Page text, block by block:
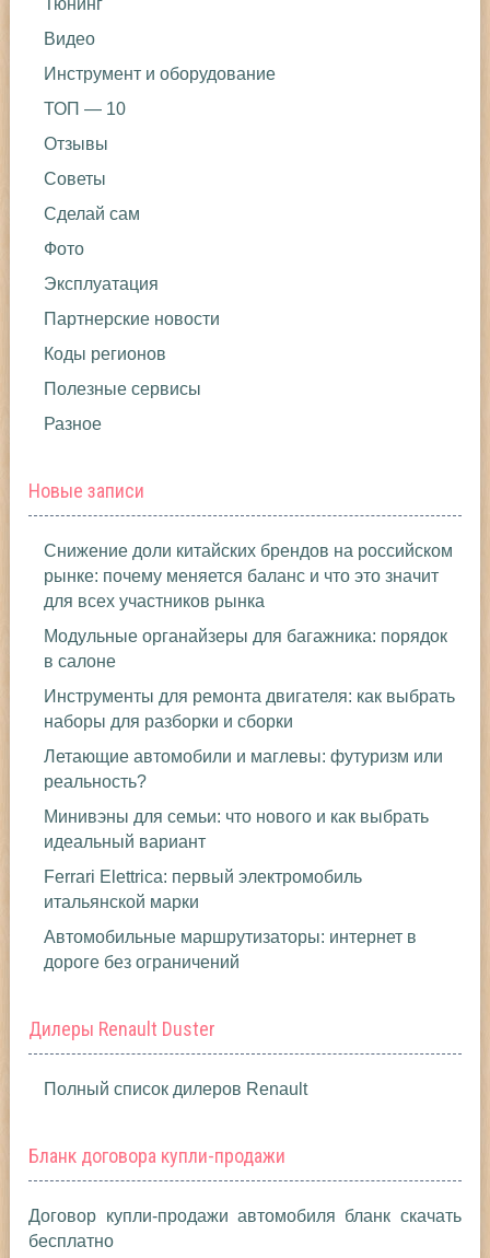
Тюнинг
Видео
Инструмент и оборудование
ТОП — 10
Отзывы
Советы
Сделай сам
Фото
Эксплуатация
Партнерские новости
Коды регионов
Полезные сервисы
Разное
Новые записи
Снижение доли китайских брендов на российском
рынке: почему меняется баланс и что это значит
для всех участников рынка
Модульные органайзеры для багажника: порядок
в салоне
Инструменты для ремонта двигателя: как выбрать
наборы для разборки и сборки
Летающие автомобили и маглевы: футуризм или
реальность?
Минивэны для семьи: что нового и как выбрать
идеальный вариант
Ferrari Elettrica: первый электромобиль
итальянской марки
Автомобильные маршрутизаторы: интернет в
дороге без ограничений
Дилеры Renault Duster
Полный список дилеров Renault
Бланк договора купли-продажи
Договор купли-продажи автомобиля бланк скачать
бесплатно